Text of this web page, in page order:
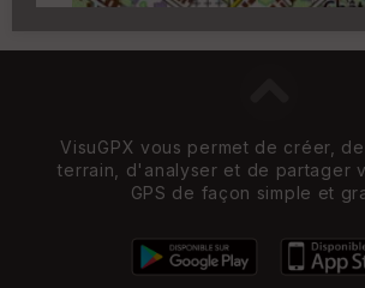
VisuGPX vous permet de créer,
terrain, d'analyser et de partager
GPS de façon simple et